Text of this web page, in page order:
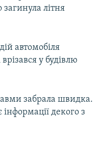
загинула літня
автомобіля
у будівлю
забрала швидка.
інформації декого з